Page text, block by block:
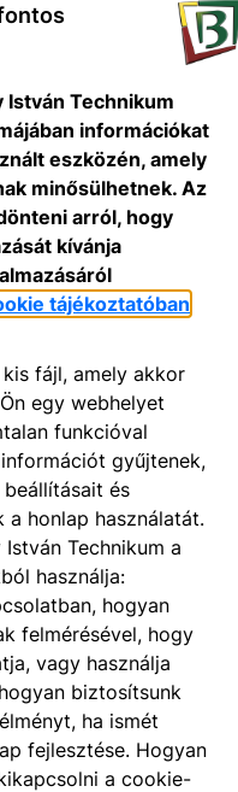
István Technikum
információkat
eszközén, amely
minősülhetnek. Az
arról, hogy
kívánja
tájékoztatóban
fájl, amely akkor
egy webhelyet
funkcióval
gyűjtenek,
és
a honlap használatát.
Technikum a
használja:
hogyan
felmérésével, hogy
vagy használja
biztosítsunk
ha ismét
fejlesztése. Hogyan
a cookie-